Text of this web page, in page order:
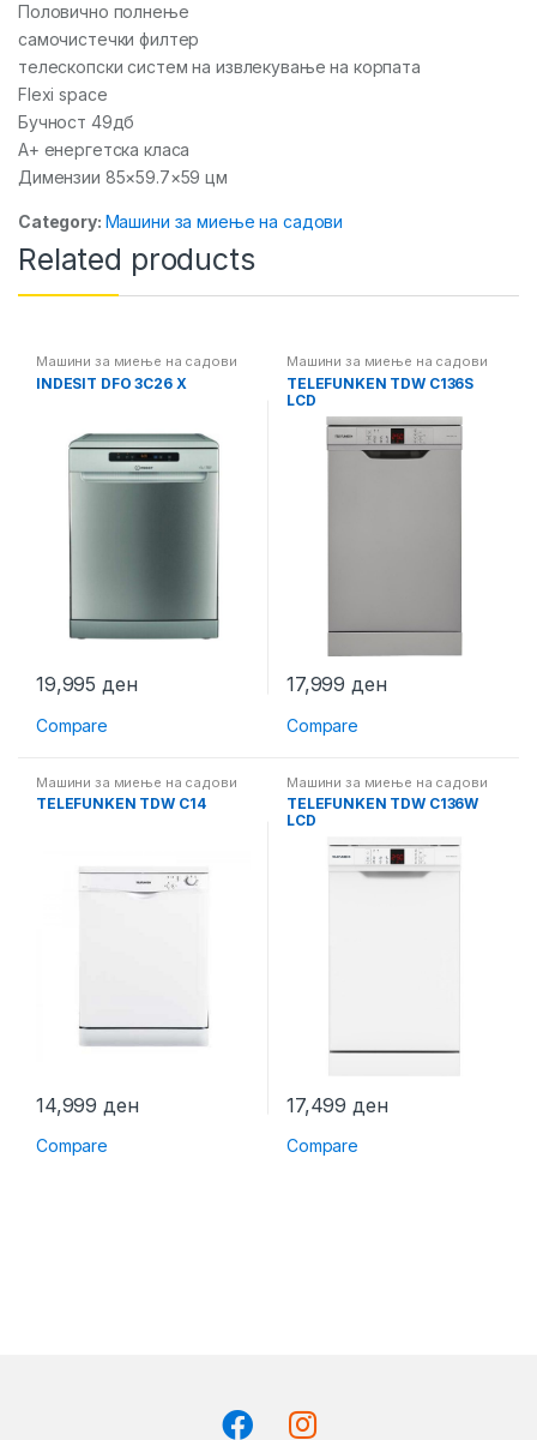
Половично полнење
самочистечки филтер
телескопски систем на извлекување на корпата
Flexi space
Бучност 49дб
A+ енергетска класа
Димензии 85×59.7×59 цм
Category: Машини за миење на садови
Related products
Машини за миење на садови
INDESIT DFO 3C26 X
19,995ден
Compare
Машини за миење на садови
TELEFUNKEN TDW C136S
LCD
17,999ден
Compare
Машини за миење на садови
TELEFUNKEN TDW C14
14,999 ден
Compare
Машини за миење на садови
TELEFUNKEN TDW C136W
LCD
17,499 ден
Compare